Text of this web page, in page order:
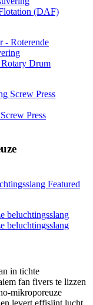
(DAF)
Drum
Press
in tichte
fan fivers te lizzen
mikroporeuze
levert effisjint lucht